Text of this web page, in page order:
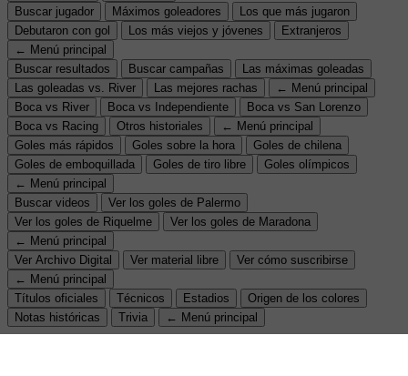
Buscar jugador
Máximos goleadores
Los que más jugaron
Debutaron con gol
Los más viejos y jóvenes
Extranjeros
← Menú principal
Buscar resultados
Buscar campañas
Las máximas goleadas
Las goleadas vs. River
Las mejores rachas
← Menú principal
Boca vs River
Boca vs Independiente
Boca vs San Lorenzo
Boca vs Racing
Otros historiales
← Menú principal
Goles más rápidos
Goles sobre la hora
Goles de chilena
Goles de emboquillada
Goles de tiro libre
Goles olímpicos
← Menú principal
Buscar videos
Ver los goles de Palermo
Ver los goles de Riquelme
Ver los goles de Maradona
← Menú principal
Ver Archivo Digital
Ver material libre
Ver cómo suscribirse
← Menú principal
Títulos oficiales
Técnicos Estadios
Origen de los colores
Notas históricas
Trivia ← Menú principal